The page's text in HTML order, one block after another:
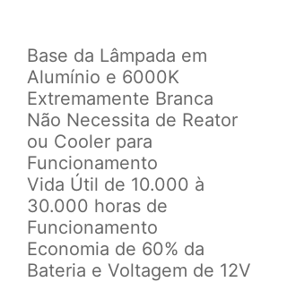
Base da Lâmpada em
Alumínio e 6000K
Extremamente Branca
Não Necessita de Reator
ou Cooler para
Funcionamento
Vida Útil de 10.000 à
30.000 horas de
Funcionamento
Economia de 60% da
Bateria e Voltagem de 12V